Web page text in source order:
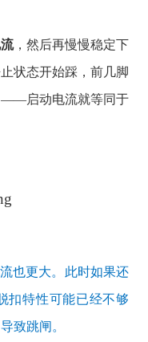
，然后再慢慢稳定下
状态开始踩，前几脚
——启动电流就等同于
也更大。此时如果还
扣特性可能已经不够
致跳闸。